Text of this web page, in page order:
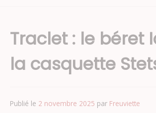
Traclet : le béret
la casquette
Publié le 2 novembre 2025 par Freuviette